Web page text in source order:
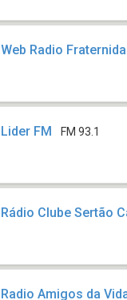
Web Radio
Lider FM FM 93.1
Rádio Clube Sertão
Radio Amigos da